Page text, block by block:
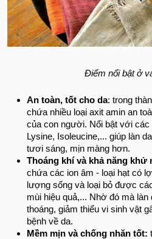
Điểm nổi bật ở
An toàn, tốt cho da: trong
chứa nhiều loại axit amin an
của con người. Nổi bật với
Lysine, Isoleucine,... giúp làn
tươi sáng, mịn màng hơn.
Thoáng khí và khả năng khử
chứa các ion âm - loại hạt có
lượng sống và loại bỏ được
mùi hiệu quả,... Nhờ đó mà
thoáng, giảm thiểu vi sinh vật
bệnh về da.
Mềm mịn và chống nhăn tốt: